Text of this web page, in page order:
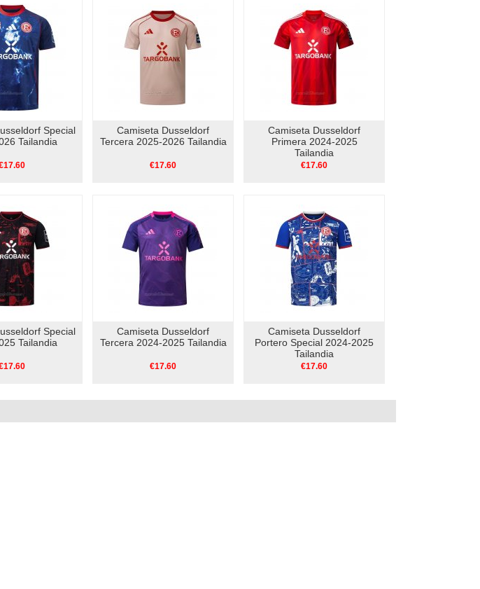
Special
Tailandia
Camiseta Dusseldorf
Tercera 2025-2026 Tailandia
€17.60
Camiseta Dusseldorf
Primera 2024-2025
Tailandia
€17.60
Special
Tailandia
Camiseta Dusseldorf
Tercera 2024-2025 Tailandia
€17.60
Camiseta Dusseldorf
Portero Special 2024-2025
Tailandia
€17.60